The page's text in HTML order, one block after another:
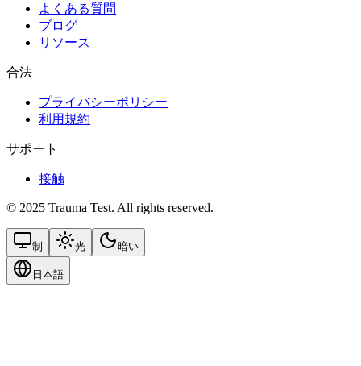
よくある質問
ブログ
リソース
合法
プライバシーポリシー
利用規約
サポート
接触
© 2025 Trauma Test. All rights reserved.
制 光 暗い
日本語